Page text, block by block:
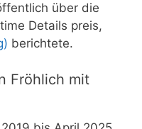
über die
Details preis,
berichtete.
Fröhlich mit